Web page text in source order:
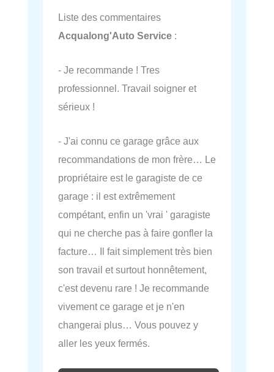
Liste des commentaires
Acqualong'Auto Service :
- Je recommande ! Tres
professionnel. Travail soigner et
sérieux !
- J'ai connu ce garage grâce aux
recommandations de mon frère… Le
propriétaire est le garagiste de ce
garage : il est extrêmement
compétant, enfin un 'vrai ' garagiste
qui ne cherche pas à faire gonfler la
facture… Il fait simplement très bien
son travail et surtout honnêtement,
c'est devenu rare ! Je recommande
vivement ce garage et je n'en
changerai plus… Vous pouvez y
aller les yeux fermés.